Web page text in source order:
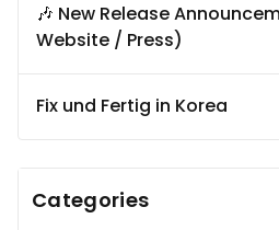
🎶 New Release
Website / Press)
Fix und Fertig in Korea
Categories